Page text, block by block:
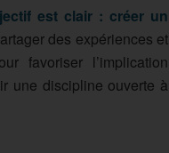
est clair : créer un
des expériences et
favoriser l’implication
une discipline ouverte à